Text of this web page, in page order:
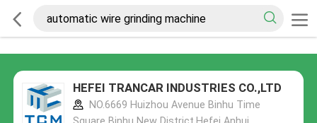
HEFEI TRANCAR INDUSTRIES CO.,LTD
NO.6669 Huizhou Avenue Binhu Time